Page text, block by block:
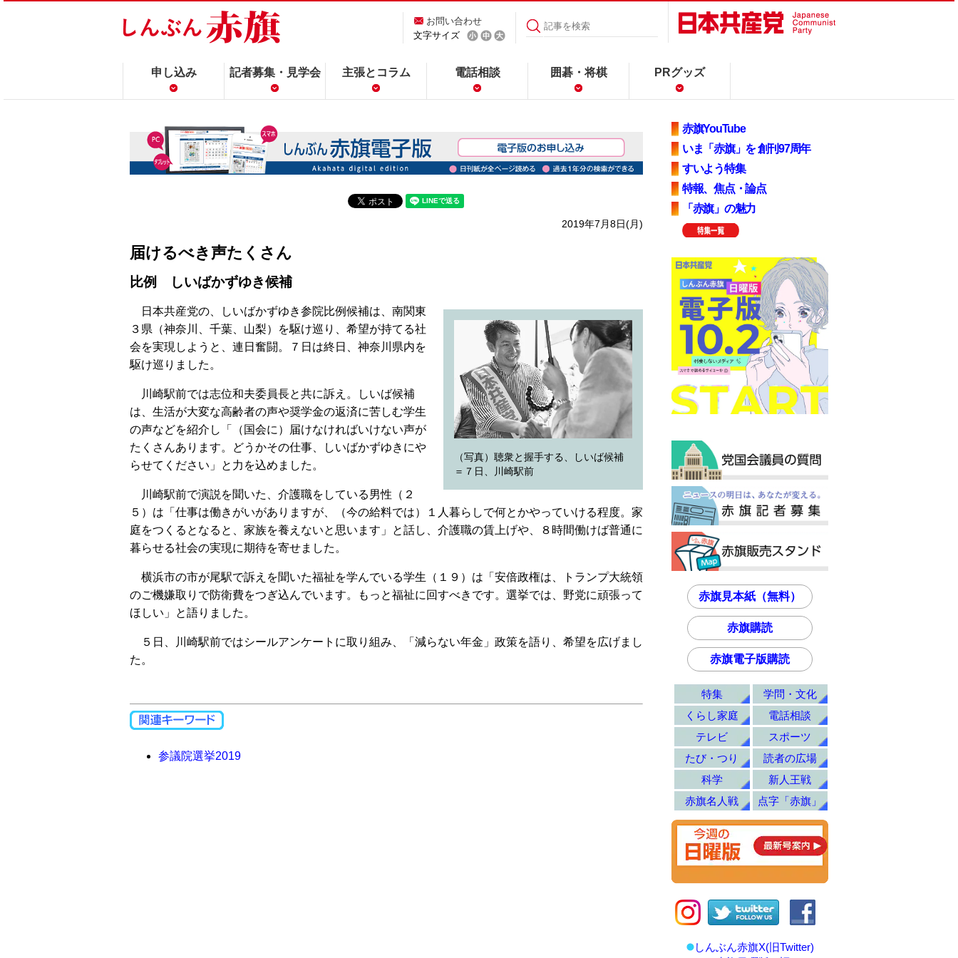
お問い合わせ
文字サイズ
申し込み 記者募集・見学会 主張とコラム 電話相談 囲碁・将棋 PRグッズ
2019年7月8日(月)
届けるべき声たくさん
比例 しいばかずゆき候補
（写真）聴衆と握手する、しいば候補
＝７日、川崎駅前
日本共産党の、しいばかずゆき参院比例候補は、南関東
３県（神奈川、千葉、山梨）を駆け巡り、希望が持てる社
会を実現しようと、連日奮闘。７日は終日、神奈川県内を
駆け巡りました。
川崎駅前では志位和夫委員長と共に訴え。しいば候補
は、生活が大変な高齢者の声や奨学金の返済に苦しむ学生
の声などを紹介し「（国会に）届けなければいけない声が
たくさんあります。どうかその仕事、しいばかずゆきにや
らせてください」と力を込めました。
川崎駅前で演説を聞いた、介護職をしている男性（２
５）は「仕事は働きがいがありますが、（今の給料では）１人暮らしで何とかやっていける程度。家
庭をつくるとなると、家族を養えないと思います」と話し、介護職の賃上げや、８時間働けば普通に
暮らせる社会の実現に期待を寄せました。
横浜市の市が尾駅で訴えを聞いた福祉を学んでいる学生（１９）は「安倍政権は、トランプ大統領
のご機嫌取りで防衛費をつぎ込んでいます。もっと福祉に回すべきです。選挙では、野党に頑張って
ほしい」と語りました。
５日、川崎駅前ではシールアンケートに取り組み、「減らない年金」政策を語り、希望を広げまし
た。
参議院選挙2019
赤旗YouTube
いま「赤旗」を 創刊97周年
すいよう特集
特報、焦点・論点
「赤旗」の魅力
赤旗見本紙（無料）
赤旗購読
赤旗電子版購読
特集
学問・文化
くらし家庭
電話相談
テレビ
スポーツ
たび・つり
読者の広場
科学
新人王戦
赤旗名人戦
点字「赤旗」
しんぶん赤旗X(旧Twitter)